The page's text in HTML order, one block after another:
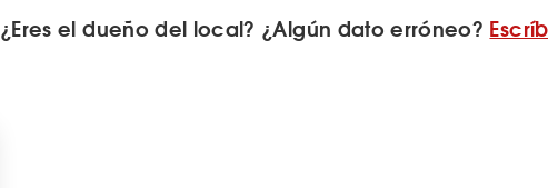
¿Eres el dueño del local? ¿Algún dato erróneo?